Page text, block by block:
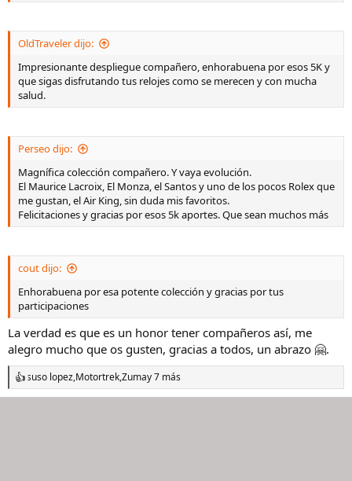
OldTraveler dijo:
Impresionante despliegue compañero, enhorabuena por esos 5K y
que sigas disfrutando tus relojes como se merecen y con mucha
salud.
Perseo dijo:
Magnífica colección compañero. Y vaya evolución.
El Maurice Lacroix, El Monza, el Santos y uno de los pocos Rolex que
me gustan, el Air King, sin duda mis favoritos.
Felicitaciones y gracias por esos 5k aportes. Que sean muchos más
cout dijo:
Enhorabuena por esa potente colección y gracias por tus
participaciones
La verdad es que es un honor tener compañeros así, me
alegro mucho que os gusten, gracias a todos, un abrazo 🤗.
R
e
suso lopez,Motortrek,Zumay 7 más